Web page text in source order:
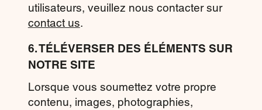
utilisateurs, veuillez nous contacter sur
contact us.
6. TÉLÉVERSER DES ÉLÉMENTS SUR
NOTRE SITE
Lorsque vous soumettez votre propre
contenu, images, photographies,